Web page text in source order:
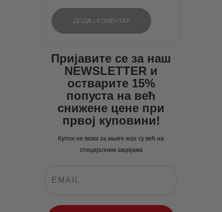
Пријавите се за наш
NEWSLETTER и
остварите 15%
попуста на већ
снижене цене при
првој куповини!
Купон не важи за књиге које су већ на
специјалним акцијама